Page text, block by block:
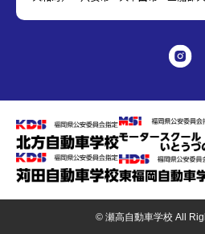
© 瀬高自動車学校 All